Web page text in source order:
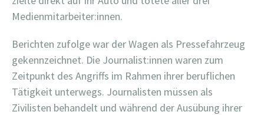
Medienmitarbeiter:innen.
Berichten zufolge war der Wagen als Pressefahrzeug
gekennzeichnet. Die Journalist:innen waren zum
Zeitpunkt des Angriffs im Rahmen ihrer beruflichen
Tätigkeit unterwegs. Journalisten müssen als
Zivilisten behandelt und während der Ausübung ihrer